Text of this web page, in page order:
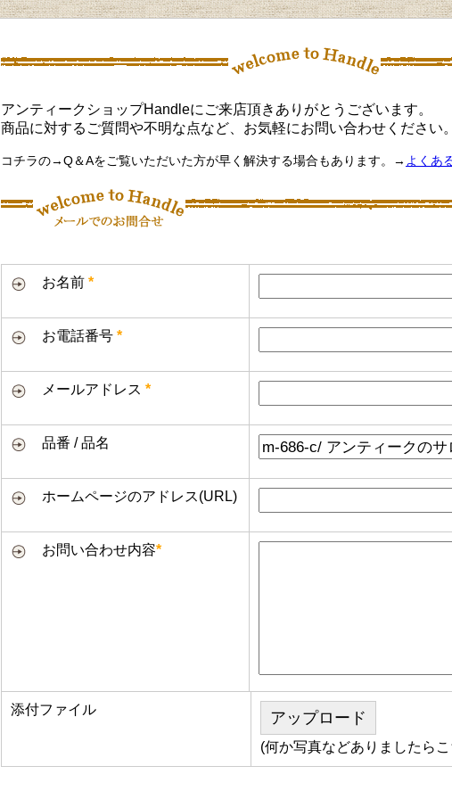
アンティークショップHandleにご来店頂きありがとうございます。
商品に対するご質問や不明な点など、お気軽にお問い合わせください。
コチラの→Q＆Aをご覧いただいた方が早く解決する場合もあります。→ よくあ
お名前 *
お電話番号 *
メールアドレス *
品番 / 品名
ホームページのアドレス(URL)
お問い合わせ内容*
添付ファイル アップロード
(何か写真などありましたら